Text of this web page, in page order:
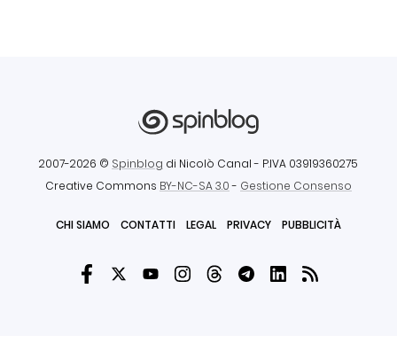
2007-2026 © Spinblog di Nicolò Canal - P.IVA 03919360275
Creative Commons BY-NC-SA 3.0- Gestione Consenso
CHI SIAMO CONTATTI LEGAL PRIVACY PUBBLICITÀ